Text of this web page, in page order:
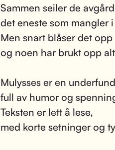
Sammen seiler de
det eneste som
Men snart blåser det
og noen har brukt opp
Mulysses er en
full av humor og
Teksten er lett å lese,
med korte setninger og